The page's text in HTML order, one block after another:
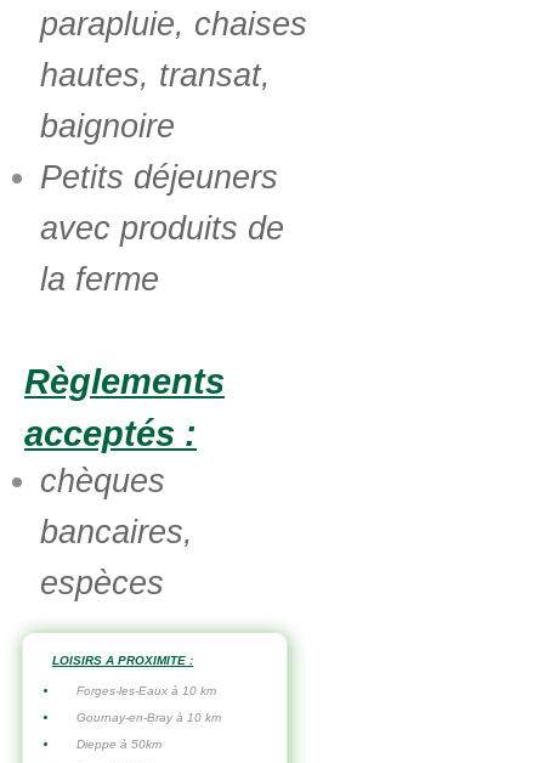
parapluie, chaises
hautes, transat,
baignoire
Petits déjeuners
avec produits de
la ferme
Règlements
acceptés :
chèques
bancaires,
espèces
LOISIRS A PROXIMITE :
Forges-les-Eaux à 10 km
Gournay-en-Bray à 10 km
Dieppe à 50km